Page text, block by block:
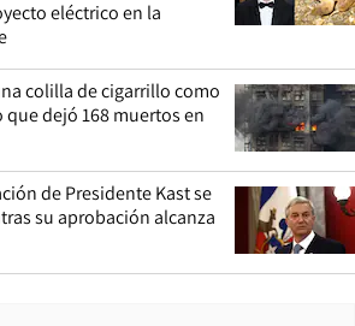
eléctrico en la
colilla de cigarrillo como
dejó 168 muertos en
de Presidente Kast se
su aprobación alcanza